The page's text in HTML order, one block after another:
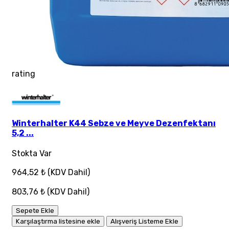
rating
Winterhalter K44 Sebze ve Meyve Dezenfektanı
5,2 ...
Stokta Var
964,52 ₺ (KDV Dahil)
803,76 ₺ (KDV Dahil)
Sepete Ekle
Karşılaştırma listesine ekle
Alışveriş Listeme Ekle